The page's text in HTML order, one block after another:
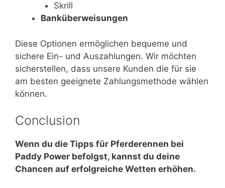
Skrill
Banküberweisungen
Diese Optionen ermöglichen bequeme und
sichere Ein- und Auszahlungen. Wir möchten
sicherstellen, dass unsere Kunden die für sie
am besten geeignete Zahlungsmethode wählen
können.
Conclusion
Wenn du die Tipps für Pferderennen bei
Paddy Power befolgst, kannst du deine
Chancen auf erfolgreiche Wetten erhöhen.